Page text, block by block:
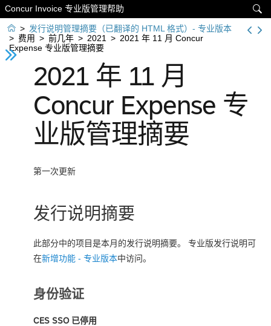

Concur Invoice 专业版管理帮助
 > 发行说明管理摘要（已翻译的 HTML 格式）- 专业版本
> 费用 > 前几年 > 2021 > 2021 年 11 月 Concur
Expense 专业版管理摘要
2021 年 11 月
Concur Expense 专
业版管理摘要
第一次更新
发行说明摘要
此部分中的项目是本月的发行说明摘要。 专业版发行说明可
在新增功能 - 专业版本中访问。
身份验证
CES SSO 已停用